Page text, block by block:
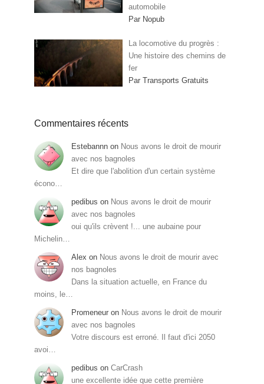
automobile
Par Nopub
La locomotive du progrès :
Une histoire des chemins de
fer
Par Transports Gratuits
Commentaires récents
Estebannn on Nous avons le droit de mourir
avec nos bagnoles
Et dire que l'abolition d'un certain système
écono…
pedibus on Nous avons le droit de mourir
avec nos bagnoles
oui qu'ils crèvent !... une aubaine pour
Michelin…
Alex on Nous avons le droit de mourir avec
nos bagnoles
Dans la situation actuelle, en France du
moins, le…
Promeneur on Nous avons le droit de mourir
avec nos bagnoles
Votre discours est erroné. Il faut d'ici 2050
avoi…
pedibus on CarCrash
une excellente idée que cette première